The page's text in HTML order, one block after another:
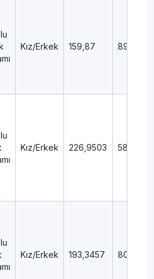
Kız/Erkek 159,87 89,19
Kız/Erkek 226,9503 58,39
Kız/Erkek 193,3457 80,38